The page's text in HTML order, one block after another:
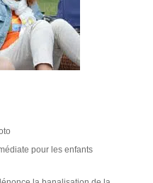
pour les enfants